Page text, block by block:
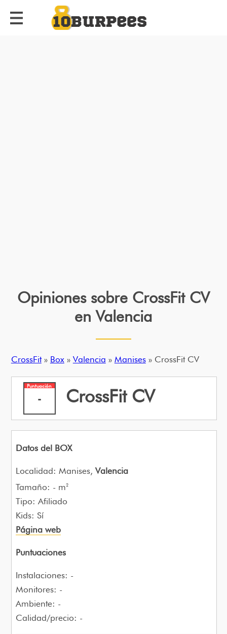
Opiniones sobre CrossFit CV
en Valencia
CrossFit» Box» Valencia » Manises» CrossFit CV
Puntuación
- CrossFit CV
Datos del BOX
Localidad: Manises,Valencia
Tamaño: - m2
Tipo: Afiliado
Kids: Sí
Página web
Puntuaciones
Instalaciones: -
Monitores: -
Ambiente: -
Calidad/precio: -